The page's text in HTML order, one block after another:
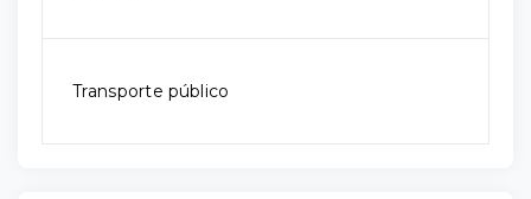
Transporte público